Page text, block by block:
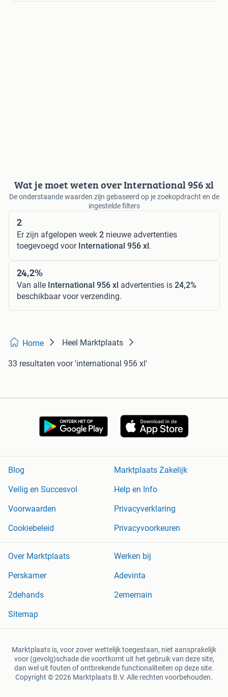
Wat je moet weten over International 956 xl
De onderstaande waarden zijn gebaseerd op je zoekopdracht en de
ingestelde filters
2
Er zijn afgelopen week 2 nieuwe advertenties
toegevoegd voor International 956 xl.
24,2%
Van alle International 956 xl advertenties is 24,2%
beschikbaar voor verzending.
Home Heel Marktplaats
33 resultaten voor 'international 956 xl'
Blog
Marktplaats Zakelijk
Veilig en Succesvol
Help en Info
Voorwaarden
Privacyverklaring
Cookiebeleid
Privacyvoorkeuren
Over Marktplaats
Werken bij
Perskamer
Adevinta
2dehands
2ememain
Sitemap
Marktplaats is, voor zover wettelijk toegestaan, niet aansprakelijk
voor (gevolg)schade die voortkomt uit het gebruik van deze site,
dan wel uit fouten of ontbrekende functionaliteiten op deze site.
Copyright © 2026 Marktplaats B.V. Alle rechten voorbehouden.